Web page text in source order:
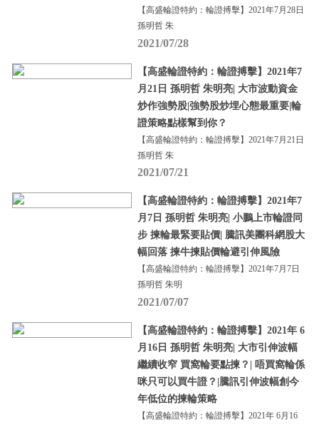
【高盛輪證特約：輪證搏擊】2021年7月28日
孫明哲 朱
2021/07/28
【高盛輪證特約：輪證搏擊】2021年7
月21日 孫明哲 朱明亮| 大市波動資金
炒作強勢股|強勢股炒埋心態最重要|輪
證策略點樣幫到你？
【高盛輪證特約：輪證搏擊】2021年7月21日
孫明哲 朱
2021/07/21
【高盛輪證特約：輪證搏擊】2021年7
月7日 孫明哲 朱明亮| 小鵬上市輪證同
步 揀輪最緊要貼價| 騰訊美團科網股大
幅回落 揀牛揀貼價輪避引伸風險
【高盛輪證特約：輪證搏擊】2021年7月7日
孫明哲 朱明
2021/07/07
【高盛輪證特約：輪證搏擊】2021年 6
月16日 孫明哲 朱明亮| 大市引伸波幅
繼續收窄 買窩輪要點揀？| 唔買窩輪係
咪只可以買牛證？|騰訊引伸波幅創今
年低位的揀輪策略
【高盛輪證特約：輪證搏擊】2021年 6月16